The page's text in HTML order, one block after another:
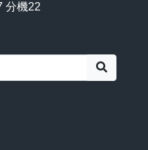
分機22